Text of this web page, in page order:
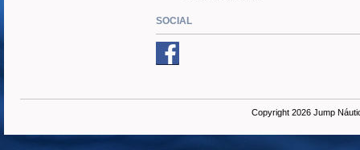
SOCIAL
Copyright 2026 Jump